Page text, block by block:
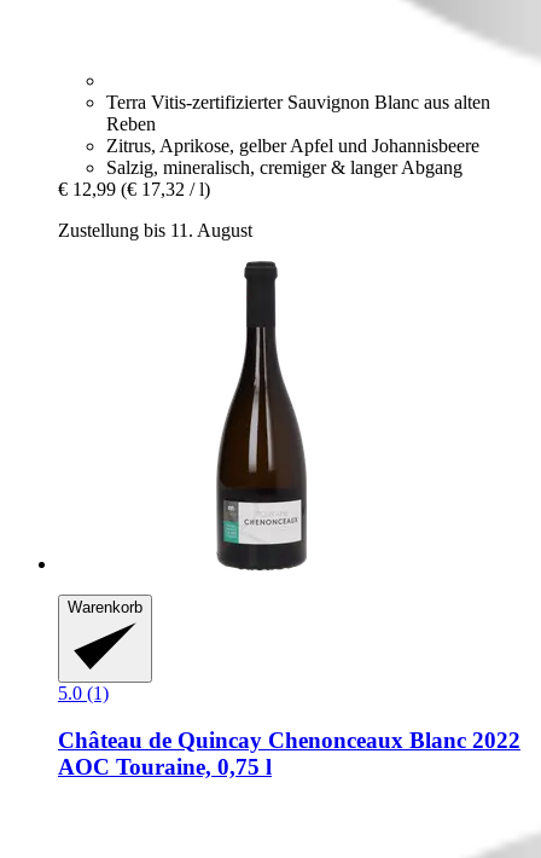
Terra Vitis-zertifizierter Sauvignon Blanc aus alten
Reben
Zitrus, Aprikose, gelber Apfel und Johannisbeere
Salzig, mineralisch, cremiger & langer Abgang
€ 12,99 (€ 17,32 / l)
Zustellung bis 11. August
Warenkorb
5.0 (1)
Château de Quincay Chenonceaux Blanc 2022
AOC Touraine, 0,75 l